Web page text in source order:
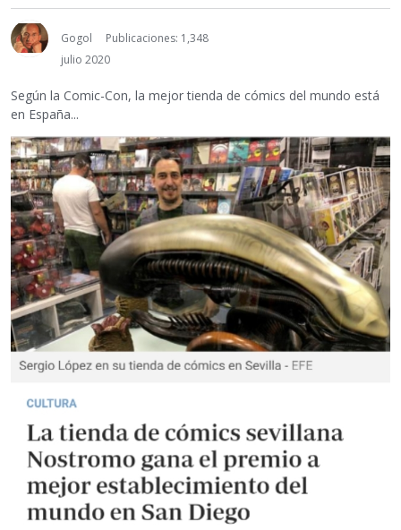
Gogol
Publicaciones: 1,348
julio 2020
Según la Comic-Con, la mejor tienda de cómics del mundo está
en España...